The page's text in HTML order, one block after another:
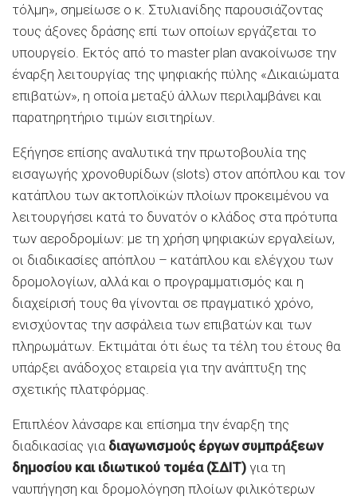
τόλμη», σημείωσε ο κ. Στυλιανίδης παρουσιάζοντας
τους άξονες δράσης επί των οποίων εργάζεται το
υπουργείο. Εκτός από το master plan ανακοίνωσε την
έναρξη λειτουργίας της ψηφιακής πύλης «Δικαιώματα
επιβατών», η οποία μεταξύ άλλων περιλαμβάνει και
παρατηρητήριο τιμών εισιτηρίων.
Εξήγησε επίσης αναλυτικά την πρωτοβουλία της
εισαγωγής χρονοθυρίδων (slots) στον απόπλου και τον
κατάπλου των ακτοπλοϊκών πλοίων προκειμένου να
λειτουργήσει κατά το δυνατόν ο κλάδος στα πρότυπα
των αεροδρομίων: με τη χρήση ψηφιακών εργαλείων,
οι διαδικασίες απόπλου – κατάπλου και ελέγχου των
δρομολογίων, αλλά και ο προγραμματισμός και η
διαχείρισή τους θα γίνονται σε πραγματικό χρόνο,
ενισχύοντας την ασφάλεια των επιβατών και των
πληρωμάτων. Εκτιμάται ότι έως τα τέλη του έτους θα
υπάρξει ανάδοχος εταιρεία για την ανάπτυξη της
σχετικής πλατφόρμας.
Επιπλέον λάνσαρε και επίσημα την έναρξη της
διαδικασίας για διαγωνισμούς έργων συμπράξεων
δημοσίου και ιδιωτικού τομέα (ΣΔΙΤ) για τη
ναυπήγηση και δρομολόγηση πλοίων φιλικότερων